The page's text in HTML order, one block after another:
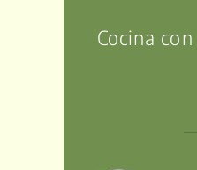
Cocina